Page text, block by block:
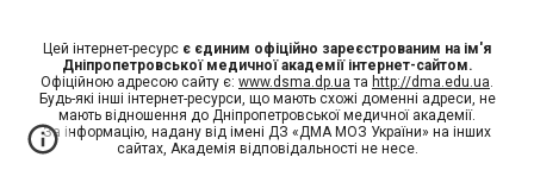
Цей інтернет-ресурс є єдиним офіційно зареєстрованим на ім'я
Дніпропетровської медичної академії інтернет-сайтом.
Офіційною адресою сайту є: www.dsma.dp.ua та http://dma.edu.ua.
Будь-які інші інтернет-ресурси, що мають схожі доменні адреси, не
мають відношення до Дніпропетровської медичної академії.
За інформацію, надану від імені ДЗ «ДМА МОЗ України» на інших
сайтах, Академія відповідальності не несе.